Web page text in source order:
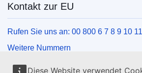
Diese Website verwendet
Kontakt zur EU
Rufen Sie uns an: 00 800 6 7 8 9 10 11
Weitere Nummern
Schreiben Sie uns über unser